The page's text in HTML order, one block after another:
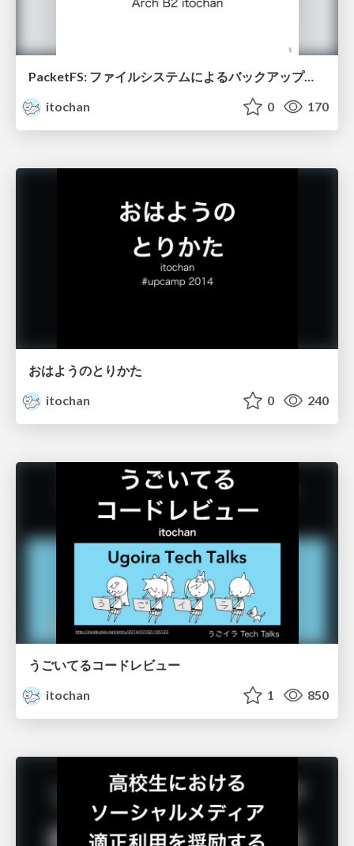
PacketFS: ファイルシステムによるバックアップの自動化
itochan
0 170
おはようのとりかた
itochan
0 240
うごいてるコードレビュー
itochan
1 850